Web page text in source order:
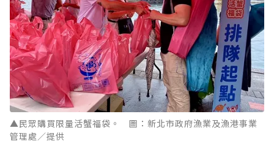
▲民眾購買限量活蟹福袋。 圖：新北市政府漁業及漁港事業
管理處／提供